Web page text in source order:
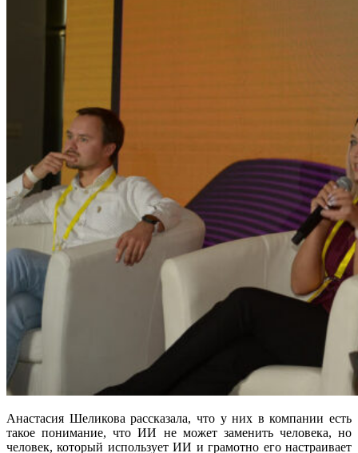
Анастасия Шеликова рассказала, что у них в компании есть
такое понимание, что ИИ не может заменить человека, но
человек, который использует ИИ и грамотно его настраивает